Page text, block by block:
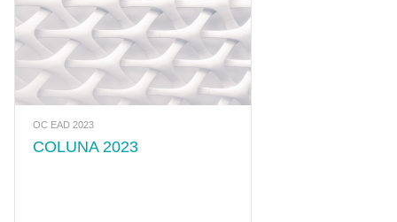
OC EAD 2023
COLUNA 2023